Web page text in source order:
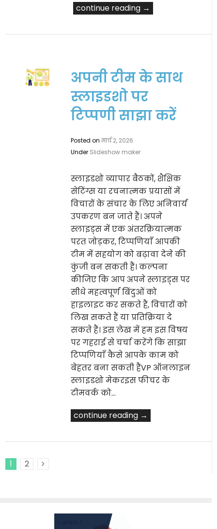
continue reading →
अपनी टीम के साथ
स्लाइडशो पर
टिप्पणी साझा करें
Posted onमार्च 2, 2026
Under Slideshow maker
स्लाइडशो व्यापार बैठकों, शैक्षिक
सेटिंग्स या रचनात्मक प्रयासों में
विचारों के संचार के लिए अनिवार्य
उपकरण बन जाते हैं। अपने
स्लाइड्स में एक अंतरक्रियात्मक
परत जोड़कर, टिप्पणियाँ आपकी
टीम में सहयोग को बढ़ावा देने की
कुंजी बन सकती हैं। कल्पना
कीजिए कि आप अपने स्लाइड्स पर
सीधे महत्वपूर्ण बिंदुओं को
हाइलाइट कर सकते हैं, विचारों को
लिख सकते हैं या प्रतिक्रिया दे
सकते हैं। इस लेख में हम इस विषय
पर गहराई से चर्चा करेंगे कि साझा
टिप्पणियाँ कैसे आपके काम को
बेहतर बना सकती हैंVP ऑनलाइन
स्लाइडशो मेकरइस फीचर के
टीमवर्क को…
continue reading →
1
2